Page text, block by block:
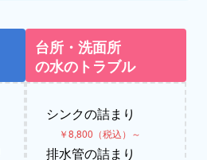
台所・洗面所
の水のトラブル
シンクの詰まり
￥8,800（税込）～
排水管の詰まり